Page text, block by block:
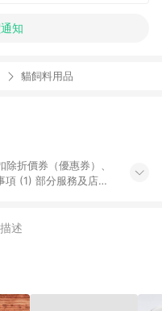
知
貓飼料用品
電子書，請詳閱
結帳，才享有 LINE
點資格。 (4) 如
述